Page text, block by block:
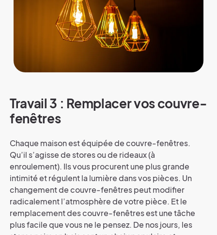
Travail 3 : Remplacer vos couvre-
fenêtres
Chaque maison est équipée de couvre-fenêtres.
Qu’il s’agisse de stores ou de rideaux (à
enroulement). Ils vous procurent une plus grande
intimité et régulent la lumière dans vos pièces. Un
changement de couvre-fenêtres peut modifier
radicalement l’atmosphère de votre pièce. Et le
remplacement des couvre-fenêtres est une tâche
plus facile que vous ne le pensez. De nos jours, les